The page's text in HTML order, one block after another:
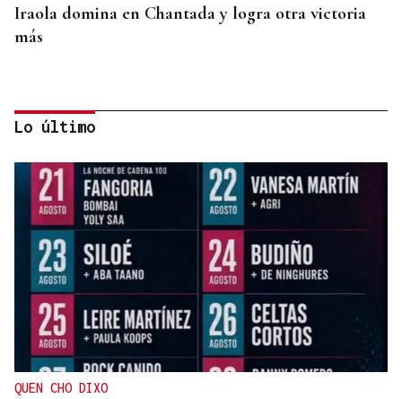
Iraola domina en Chantada y logra otra victoria
más
A TODA VELOCIDAD
Vídeo | Así fue el espectacular salto de “Cohete”
Suárez en el Rally Rías Baixas que dejó sin
respiración a los aficionados
Lo último
QUEN CHO DIXO